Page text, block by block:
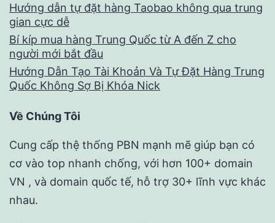
Hướng dẫn tự đặt hàng Taobao không qua trung
gian cực dễ
Bí kíp mua hàng Trung Quốc từ A đến Z cho
người mới bắt đầu
Hướng Dẫn Tạo Tài Khoản Và Tự Đặt Hàng Trung
Quốc Không Sợ Bị Khóa Nick
Về Chúng Tôi
Cung cấp thệ thống PBN mạnh mẽ giúp bạn có
cơ vào top nhanh chống, với hơn 100+ domain
VN , và domain quốc tế, hỗ trợ 30+ lĩnh vực khác
nhau.